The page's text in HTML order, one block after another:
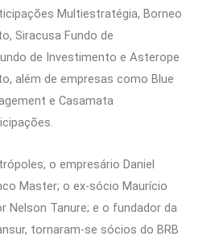
Multiestratégia, Borneo
Siracusa Fundo de
de Investimento e Asterope
além de empresas como Blue
e Casamata
o empresário Daniel
Master; o ex-sócio Maurício
Nelson Tanure; e o fundador da
tornaram-se sócios do BRB